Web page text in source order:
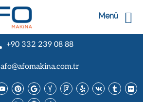
+90 332 239 08 88
afo@afomakina.com.tr
Menü